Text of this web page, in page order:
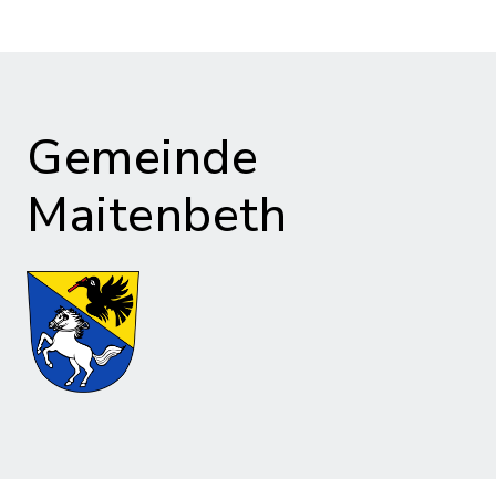
Gemeinde
Maitenbeth